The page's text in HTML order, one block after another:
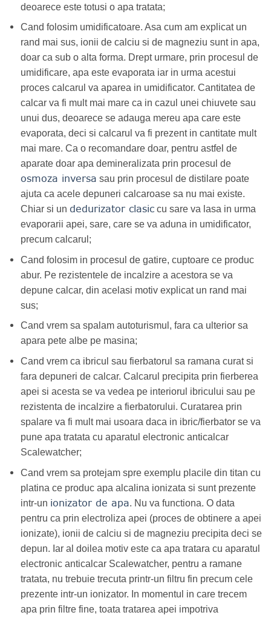
deoarece este totusi o apa tratata;
Cand folosim umidificatoare. Asa cum am explicat un
rand mai sus, ionii de calciu si de magneziu sunt in apa,
doar ca sub o alta forma. Drept urmare, prin procesul de
umidificare, apa este evaporata iar in urma acestui
proces calcarul va aparea in umidificator. Cantitatea de
calcar va fi mult mai mare ca in cazul unei chiuvete sau
unui dus, deoarece se adauga mereu apa care este
evaporata, deci si calcarul va fi prezent in cantitate mult
mai mare. Ca o recomandare doar, pentru astfel de
aparate doar apa demineralizata prin procesul de
osmoza inversa sau prin procesul de distilare poate
ajuta ca acele depuneri calcaroase sa nu mai existe.
Chiar si un dedurizator clasiccu sare va lasa in urma
evaporarii apei, sare, care se va aduna in umidificator,
precum calcarul;
Cand folosim in procesul de gatire, cuptoare ce produc
abur. Pe rezistentele de incalzire a acestora se va
depune calcar, din acelasi motiv explicat un rand mai
sus;
Cand vrem sa spalam autoturismul, fara ca ulterior sa
apara pete albe pe masina;
Cand vrem ca ibricul sau fierbatorul sa ramana curat si
fara depuneri de calcar. Calcarul precipita prin fierberea
apei si acesta se va vedea pe interiorul ibricului sau pe
rezistenta de incalzire a fierbatorului. Curatarea prin
spalare va fi mult mai usoara daca in ibric/fierbator se va
pune apa tratata cu aparatul electronic anticalcar
Scalewatcher;
Cand vrem sa protejam spre exemplu placile din titan cu
platina ce produc apa alcalina ionizata si sunt prezente
intr-un ionizator de apa. Nu va functiona. O data
pentru ca prin electroliza apei (proces de obtinere a apei
ionizate), ionii de calciu si de magneziu precipita deci se
depun. Iar al doilea motiv este ca apa tratara cu aparatul
electronic anticalcar Scalewatcher, pentru a ramane
tratata, nu trebuie trecuta printr-un filtru fin precum cele
prezente intr-un ionizator. In momentul in care trecem
apa prin filtre fine, toata tratarea apei impotriva